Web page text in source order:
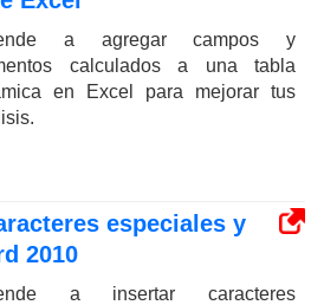
a agregar campos y
calculados a una tabla
en Excel para mejorar tus
especiales y
2010
a insertar caracteres